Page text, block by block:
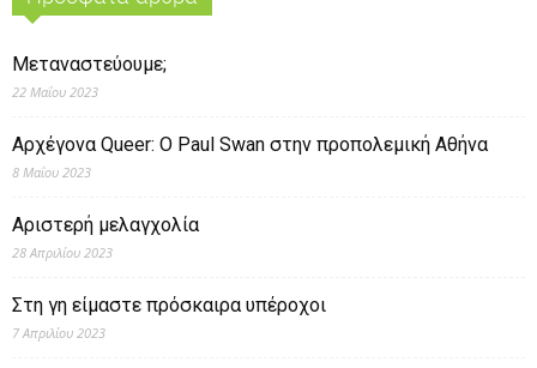
Μεταναστεύουμε;
22 Μαΐου 2023
Αρχέγονα Queer: O Paul Swan στην προπολεμική Αθήνα
8 Μαΐου 2023
Αριστερή μελαγχολία
28 Απριλίου 2023
Στη γη είμαστε πρόσκαιρα υπέροχοι
7 Απριλίου 2023